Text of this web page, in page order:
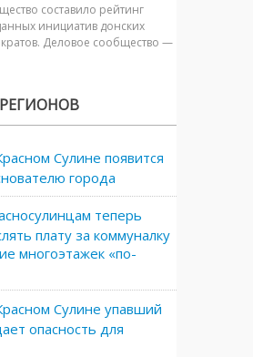
составило рейтинг
инициатив донских
Деловое сообщество —
Сулине появится
города
теперь
плату за коммуналку
многоэтажек «по-
Сулине упавший
опасность для